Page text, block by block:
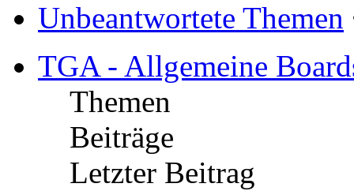
Unbeantwortete Themen
TGA - Allgemeine
Themen
Beiträge
Letzter Beitrag